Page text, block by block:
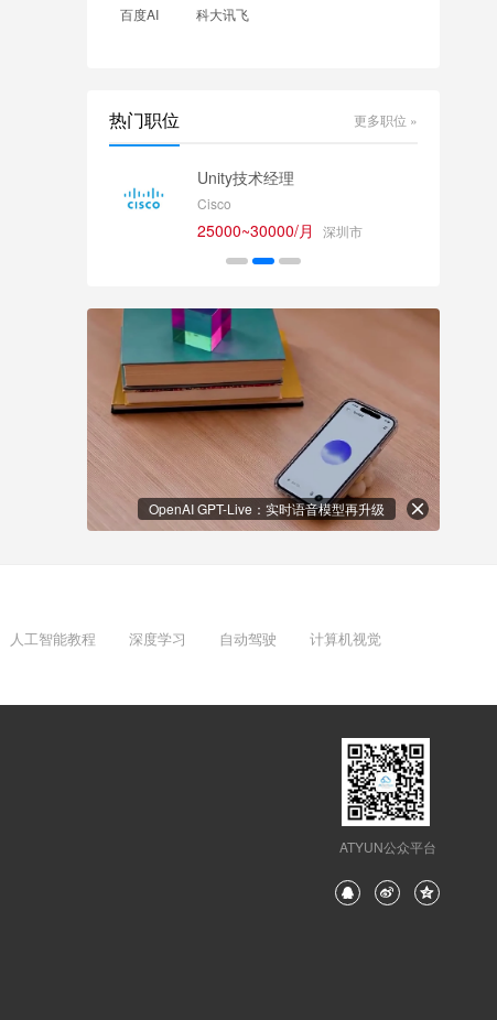
百度AI 科大讯飞
热门职位 更多职位 »
Unity技术经理
Cisco
25000~30000/月 深圳市
OpenAI GPT-Live：实时语音模型再升级
人工智能教程 深度学习 自动驾驶
计算机视觉
ATYUN公众平台